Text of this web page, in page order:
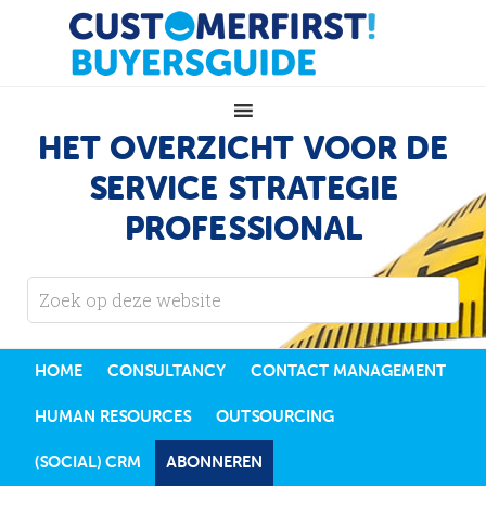
HET OVERZICHT VOOR DE
SERVICE STRATEGIE
PROFESSIONAL
HOME CONSULTANCY CONTACT MANAGEMENT
HUMAN RESOURCES OUTSOURCING
(SOCIAL) CRM ABONNEREN